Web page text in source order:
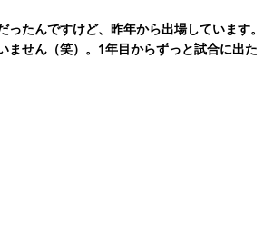
たんですけど、昨年から出場しています。
せん（笑）。1年目からずっと試合に出た